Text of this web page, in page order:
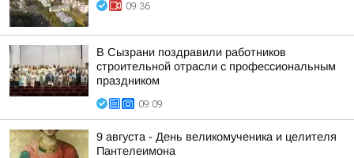
09:36
В Сызрани поздравили работников
строительной отрасли с профессиональным
праздником
09:09
9 августа - День великомученика и целителя
Пантелеимона